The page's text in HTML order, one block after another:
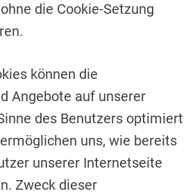
die Cookie-Setzung
können die
Angebote auf unserer
des Benutzers optimiert
uns, wie bereits
unserer Internetseite
Zweck dieser